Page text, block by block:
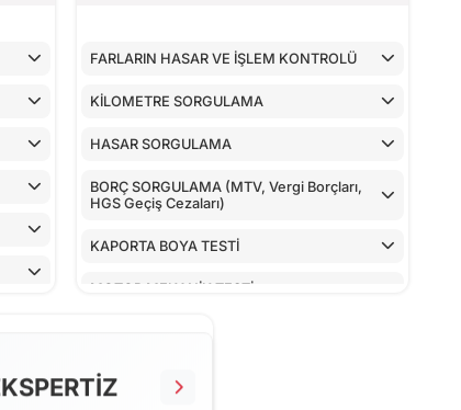
FARLARIN HASAR VE İŞLEM KONTROLÜ
KİLOMETRE SORGULAMA
HASAR SORGULAMA
BORÇ SORGULAMA (MTV, Vergi Borçları,
HGS Geçiş Cezaları)
KAPORTA BOYA TESTİ
MOTOR MEKANİK TESTİ
ALT KONTROLLER